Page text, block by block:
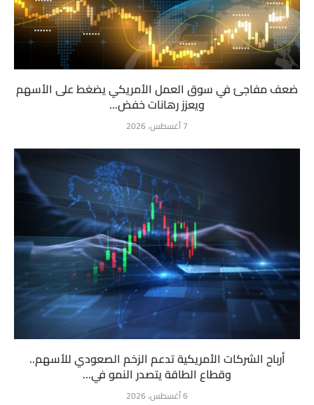
ضعف مفاجئ في سوق العمل الأمريكي يضغط على الأسهم
ويعزز رهانات خفض...
7 أغسطس، 2026
أرباح الشركات الأمريكية تدعم الزخم الصعودي للأسهم..
وقطاع الطاقة يتصدر النمو في...
6 أغسطس، 2026